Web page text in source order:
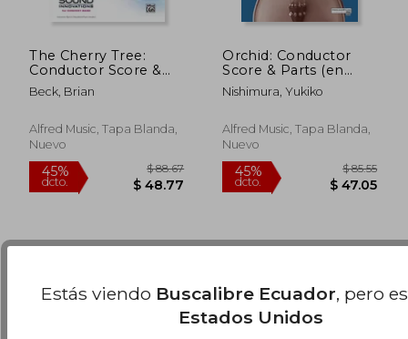
dcto. $ 125.80 dcto.
The Cherry Tree:
Conductor Score &
Parts (en Inglés)
Beck, Brian
Alfred Music, Tapa Blanda,
Nuevo
Orchid: Conductor
Score & Parts (en
Inglés)
Nishimura, Yukiko
Alfred Music, Tapa Blanda,
Nuevo
Estás viendo Buscalibre Ecuador, pero
Estados Unidos